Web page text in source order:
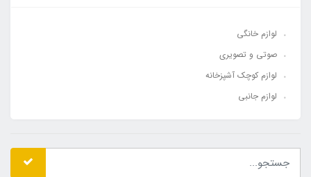
لوازم خانگی
صوتی و تصویری
لوازم کوچک آشپزخانه
لوازم جانبی